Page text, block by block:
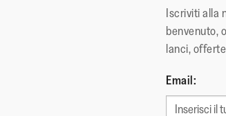
Iscriviti alla
benvenuto,
lanci,
Email: